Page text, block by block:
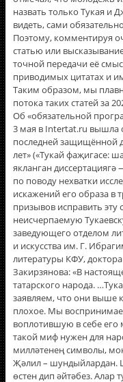
назвать только Тукая и
видеть, сами
Поэтому, комментируя
статью или
точной передачи её
приводимых цитатах и
Таким образом, мы
потока таких статей за
Об «обязательной
3 мая в Intertat.ru вышла
последней защищённой
лет» («Тукай фаҗигасе:
якланган
по поводу нехватки
искажений его образа в
призывов исправить эту
неисчерпаемую
заведующего отделом
и искусства им. Г.
литературы КФУ,
Закирзянова: «В
татарского народа.
заявляем, что они выше
плохое. Мы
воплотившую в себе его
такой миф нужен для
милләтенең символы,
Җәлил – шундыйлардан.
өстен дип әйтәбез. Алар